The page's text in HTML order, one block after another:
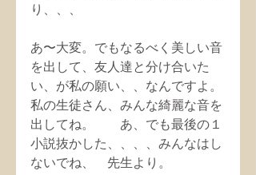
り、、、
あ〜大変。でもなるべく美しい音
を出して、友人達と分け合いた
い、が私の願い、、なんですよ。
私の生徒さん、みんな綺麗な音を
出してね。　　あ、でも最後の１
小説抜かした、、、、みんなはし
ないでね、　先生より。